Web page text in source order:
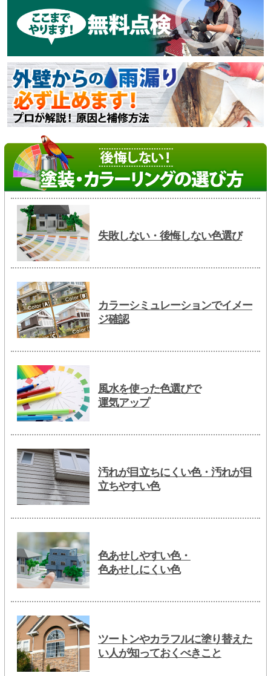
失敗しない・後悔しない色選び
カラーシミュレーションでイメー
ジ確認
風水を使った色選びで
運気アップ
汚れが目立ちにくい色・汚れが目
立ちやすい色
色あせしやすい色・
色あせしにくい色
ツートンやカラフルに塗り替えた
い人が知っておくべきこと